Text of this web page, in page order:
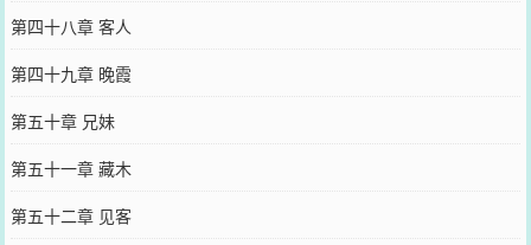
第四十八章 客人
第四十九章 晚霞
第五十章 兄妹
第五十一章 藏木
第五十二章 见客